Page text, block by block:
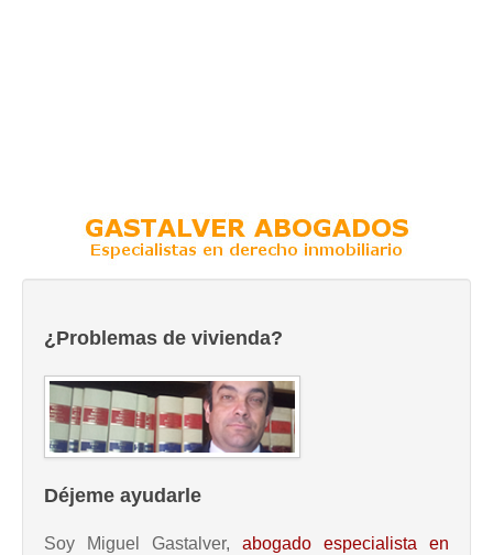
¿Problemas de vivienda?
Déjeme ayudarle
Soy Miguel Gastalver, abogado especialista en